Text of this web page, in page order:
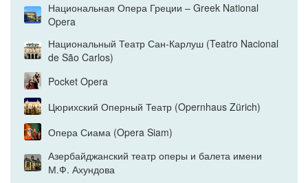
Национальная Опера Греции – Greek National
Opera
Национальный Театр Сан-Карлуш (Teatro Nacional
de São Carlos)
Pocket Opera
Цюрихский Оперный Театр (Opernhaus Zürich)
Опера Сиама (Opera Siam)
Азербайджанский театр оперы и балета имени
М.Ф. Ахундова